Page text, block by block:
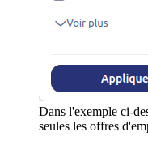
Dans l'exemple ci-
seules les offres